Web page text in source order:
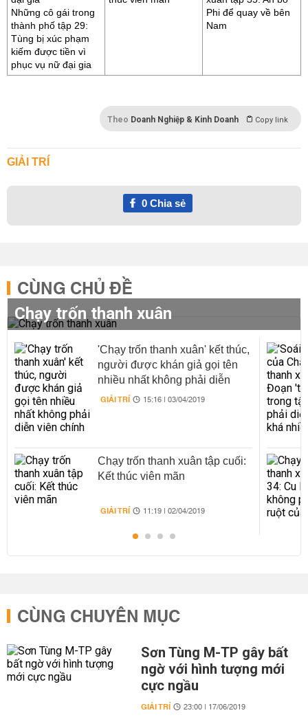
Những cô gái trong
thành phố tập 29:
Tùng bị xúc phạm
kiếm được tiền vì
phục vụ nữ đại gia
Phi để quay về bên
Nam
Theo Doanh Nghiệp & Kinh Doanh Copy link
GIẢI TRÍ
0Chia sẻ
CÙNG CHỦ ĐỀ
Chạy trốn thanh xuân
'Chạy trốn thanh xuân' kết thúc,
người được khán giả gọi tên
nhiều nhất không phải diễn
viên chính
GIẢI TRÍ 15:16 | 03/04/2019
Chạy trốn thanh xuân tập cuối:
Kết thúc viên mãn
GIẢI TRÍ 11:19 | 02/04/2019
CÙNG CHUYÊN MỤC
Sơn Tùng M-TP gây bất
ngờ với hình tượng mới
cực ngầu
GIẢI TRÍ 23:00 | 17/06/2019